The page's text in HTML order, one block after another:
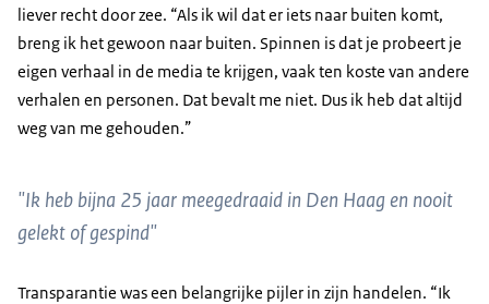
liever recht door zee. “Als ik wil dat er iets naar buiten komt,
breng ik het gewoon naar buiten. Spinnen is dat je probeert je
eigen verhaal in de media te krijgen, vaak ten koste van andere
verhalen en personen. Dat bevalt me niet. Dus ik heb dat altijd
weg van me gehouden.”
"Ik heb bijna 25 jaar meegedraaid in Den Haag en nooit
gelekt of gespind"
Transparantie was een belangrijke pijler in zijn handelen. “Ik